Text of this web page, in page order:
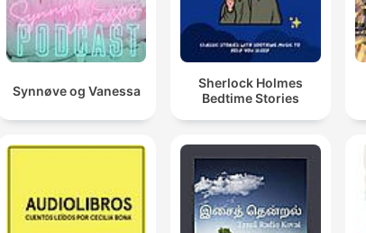
Synnøve og Vanessa
Sherlock Holmes
Bedtime Stories